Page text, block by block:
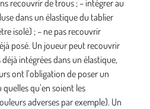
recouvrir de trous ; – intégrer au
dans un élastique du tablier
isolé) ; – ne pas recouvrir
posé. Un joueur peut recouvrir
intégrées dans un élastique,
ont l’obligation de poser un
qu’en soient les
adverses par exemple). Un